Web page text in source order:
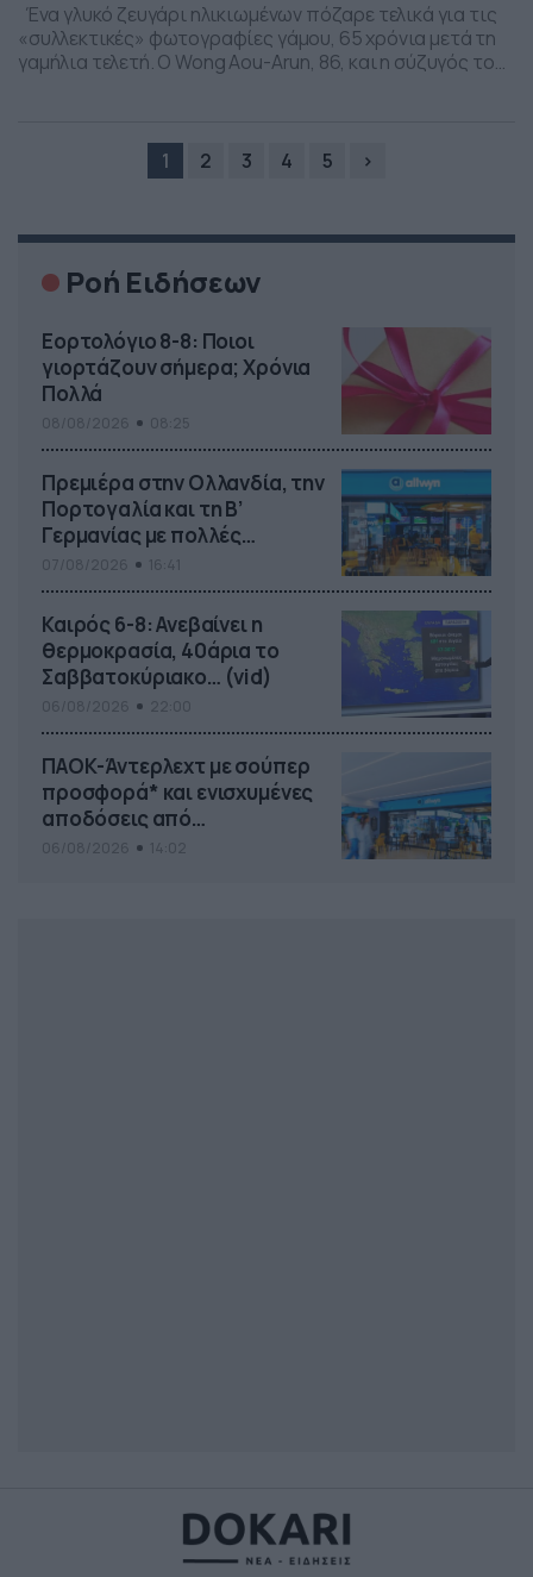
Ένα γλυκό ζευγάρι ηλικιωμένων πόζαρε τελικά για τις
«συλλεκτικές» φωτογραφίες γάμου, 65 χρόνια μετά τη
γαμήλια τελετή. Ο Wong Aou-Arun, 86, και η σύζυγός του
Ταϊλάνδη. Τελικά, έκαναν το όνειρό […]
1 2 3 4 5 ›
Ροή Ειδήσεων
Εορτολόγιο 8-8: Ποιοι
γιορτάζουν σήμερα; Χρόνια
Πολλά
Πρεμιέρα στην Ολλανδία, την
Πορτογαλία και τη Β’
Γερμανίας με πολλές
στοιχηματικές επιλογές από
το ΠΑΜΕ ΣΤΟΙΧΗΜΑ
Καιρός 6-8: Ανεβαίνει η
θερμοκρασία, 40άρια το
Σαββατοκύριακο… (vid)
ΠΑΟΚ-Άντερλεχτ με σούπερ
προσφορά* και ενισχυμένες
αποδόσεις από
το Pamestoixima.gr